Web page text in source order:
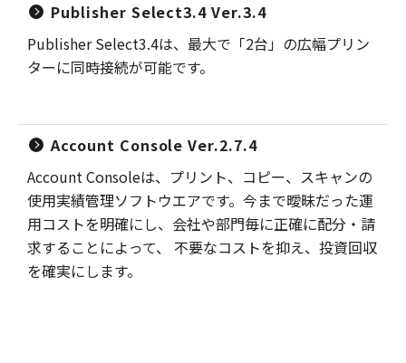
Publisher Select3.4 Ver.3.4
Publisher Select3.4は、最大で「2台」の広幅プリン
ターに同時接続が可能です。
Account Console Ver.2.7.4
Account Consoleは、プリント、コピー、スキャンの
使用実績管理ソフトウエアです。今まで曖昧だった運
用コストを明確にし、会社や部門毎に正確に配分・請
求することによって、 不要なコストを抑え、投資回収
を確実にします。